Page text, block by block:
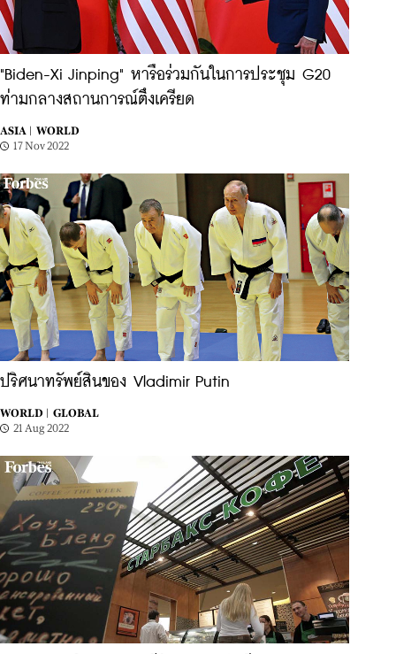
"Biden-Xi Jinping" หารือร่วมกันในการประชุม G20
ท่ามกลางสถานการณ์ตึงเครียด
ASIA |
WORLD
17 Nov 2022
ปริศนาทรัพย์สินของ Vladimir Putin
WORLD |
GLOBAL
21 Aug 2022